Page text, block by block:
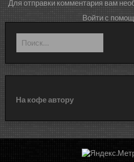
Для отправки комментария вам
Войти с
Найти:
На кофе автору